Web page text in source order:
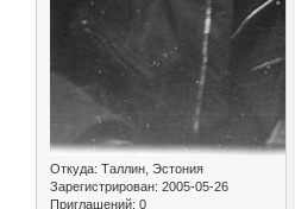
Откуда: Таллин, Эстония
Зарегистрирован: 2005-05-26
Приглашений: 0